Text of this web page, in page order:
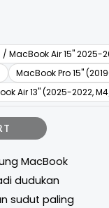
MacBook Air 15" 2025-
MacBook Pro 15"
Air 13" (2025-2022,
MacBook
dudukan
sudut paling